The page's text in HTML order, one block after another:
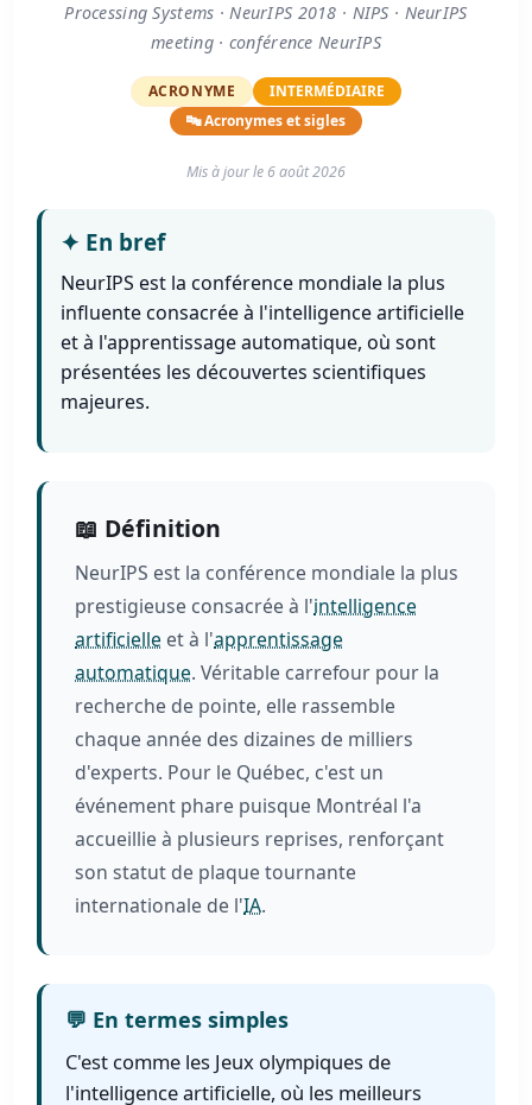
Processing Systems · NeurIPS 2018 · NIPS · NeurIPS
meeting · conférence NeurIPS
ACRONYME
INTERMÉDIAIRE
🔤 Acronymes et sigles
Mis à jour le 6 août 2026
✦ En bref
NeurIPS est la conférence mondiale la plus
influente consacrée à l'intelligence artificielle
et à l'apprentissage automatique, où sont
présentées les découvertes scientifiques
majeures.
📖 Définition
NeurIPS est la conférence mondiale la plus
prestigieuse consacrée à l'intelligence
artificielle et à l'apprentissage
automatique. Véritable carrefour pour la
recherche de pointe, elle rassemble
chaque année des dizaines de milliers
d'experts. Pour le Québec, c'est un
événement phare puisque Montréal l'a
accueillie à plusieurs reprises, renforçant
son statut de plaque tournante
internationale de l'IA.
💬 En termes simples
C'est comme les Jeux olympiques de
l'intelligence artificielle, où les meilleurs